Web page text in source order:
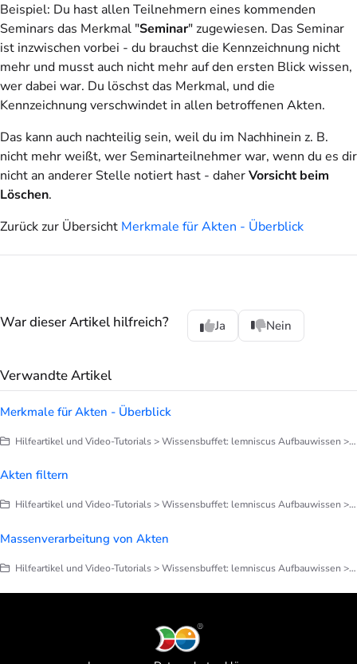
Beispiel: Du hast allen Teilnehmern eines kommenden
Seminars das Merkmal "Seminar" zugewiesen. Das Seminar
ist inzwischen vorbei - du brauchst die Kennzeichnung nicht
mehr und musst auch nicht mehr auf den ersten Blick wissen,
wer dabei war. Du löschst das Merkmal, und die
Kennzeichnung verschwindet in allen betroffenen Akten.
Das kann auch nachteilig sein, weil du im Nachhinein z. B.
nicht mehr weißt, wer Seminarteilnehmer war, wenn du es dir
nicht an anderer Stelle notiert hast - daherVorsicht beim
Löschen.
Zurück zur Übersicht Merkmale für Akten - Überblick
War dieser Artikel hilfreich? Ja Nein
Verwandte Artikel
Merkmale für Akten - Überblick
Hilfeartikel und Video-Tutorials > Wissensbuffet: lemniscus Aufbauwissen > Akten
Akten filtern
Hilfeartikel und Video-Tutorials > Wissensbuffet: lemniscus Aufbauwissen > Akten
Massenverarbeitung von Akten
Hilfeartikel und Video-Tutorials > Wissensbuffet: lemniscus Aufbauwissen > Akten